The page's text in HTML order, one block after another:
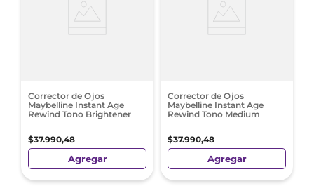
Corrector de Ojos
Maybelline Instant Age
Rewind Tono Brightener
$37.990,48
Agregar
Corrector de Ojos
Maybelline Instant Age
Rewind Tono Medium
$37.990,48
Agregar